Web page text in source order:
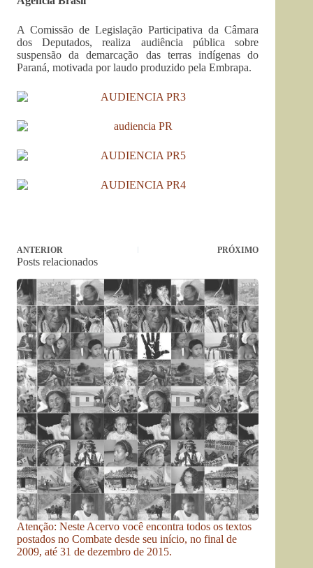
A Comissão de Legislação Participativa da Câmara
dos Deputados, realiza audiência pública sobre
suspensão da demarcação das terras indígenas do
Paraná, motivada por laudo produzido pela Embrapa.
ANTERIOR PRÓXIMO
Posts relacionados
Atenção: Neste Acervo você encontra todos os textos
postados no Combate desde seu início, no final de
2009, até 31 de dezembro de 2015.